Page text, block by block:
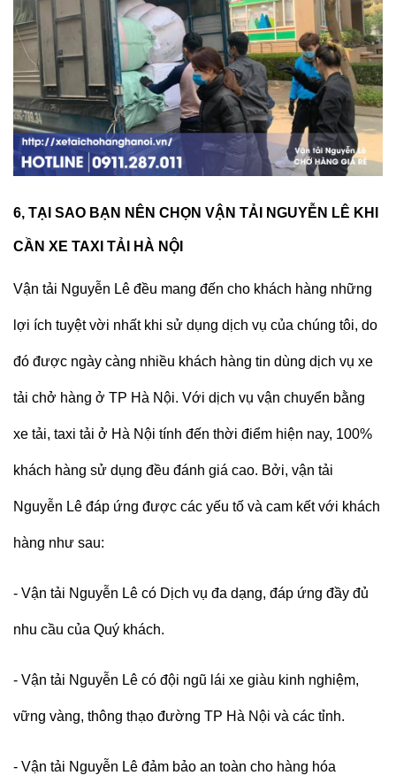
6, TẠI SAO BẠN NÊN CHỌN VẬN TẢI NGUYỄN LÊ KHI
CẦN XE TAXI TẢI HÀ NỘI
Vận tải Nguyễn Lê đều mang đến cho khách hàng những
lợi ích tuyệt vời nhất khi sử dụng dịch vụ của chúng tôi, do
đó được ngày càng nhiều khách hàng tin dùng dịch vụ xe
tải chở hàng ở TP Hà Nội. Với dịch vụ vận chuyển bằng
xe tải, taxi tải ở Hà Nội tính đến thời điểm hiện nay, 100%
khách hàng sử dụng đều đánh giá cao. Bởi, vận tải
Nguyễn Lê đáp ứng được các yếu tố và cam kết với khách
hàng như sau:
- Vận tải Nguyễn Lê có Dịch vụ đa dạng, đáp ứng đầy đủ
nhu cầu của Quý khách.
- Vận tải Nguyễn Lê có đội ngũ lái xe giàu kinh nghiệm,
vững vàng, thông thạo đường TP Hà Nội và các tỉnh.
- Vận tải Nguyễn Lê đảm bảo an toàn cho hàng hóa